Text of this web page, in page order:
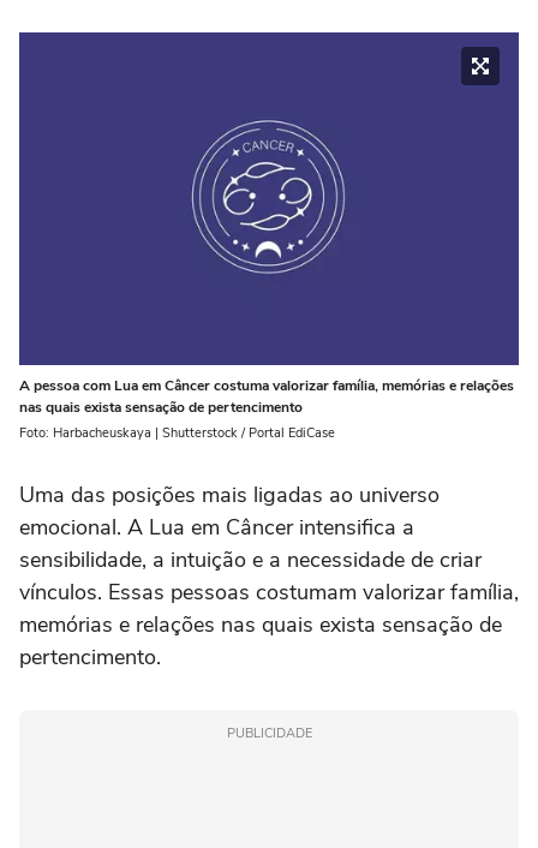
A pessoa com Lua em Câncer costuma valorizar família, memórias e relações
nas quais exista sensação de pertencimento
Foto: Harbacheuskaya | Shutterstock / Portal EdiCase
Uma das posições mais ligadas ao universo
emocional. A Lua em Câncer intensifica a
sensibilidade, a intuição e a necessidade de criar
vínculos. Essas pessoas costumam valorizar família,
memórias e relações nas quais exista sensação de
pertencimento.
PUBLICIDADE